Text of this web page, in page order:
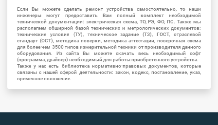
Если Вы можете сделать ремонт устройства самостоятельно, то наши
инженеры могут предоставить Вам полный комплект необходимой
технической документации: электрическая схема, ТО, РЭ, ФО, ПС. Также мы
располагаем обширной базой технических и метрологических документов:
технические условия (ТУ), техническое задание (ТЗ), ГОСТ, отраслевой
стандарт (ОСТ), методика поверки, методика аттестации, поверочная схема
для более чем 3500 типов измерительной техники от производителя данного
оборудования. Из сайта Вы можете скачать весь необходимый софт
(программа, драйвер) необходимый для работы приобретенного устройства.
Также у нас есть библиотека нормативно-правовых документов, которые
связаны с нашей сферой деятельности: закон, кодекс, постановление, указ,
временное положение.